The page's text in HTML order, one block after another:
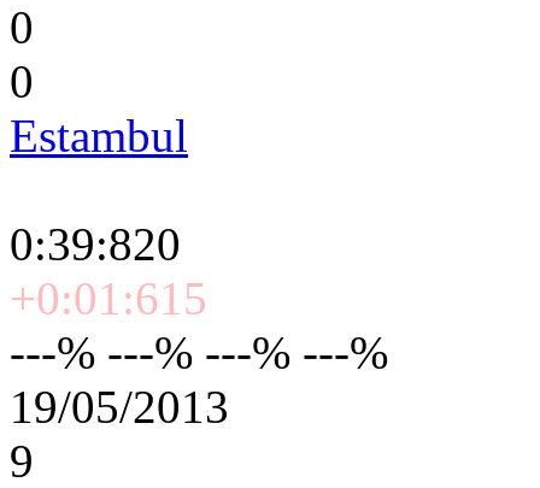
0
0
Estambul
0:39:820
+0:01:615
---% ---% ---% ---%
19/05/2013
9